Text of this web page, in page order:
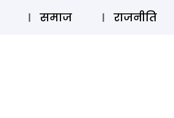
स्टोरी लॉग इन ⚲
समाज राजनीति